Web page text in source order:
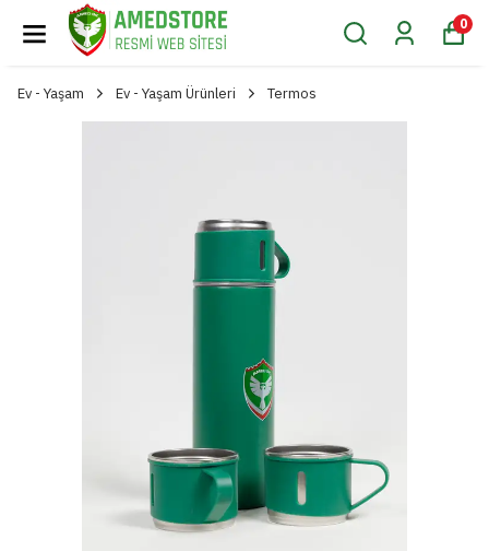
0
Ev - Yaşam Ev - Yaşam Ürünleri Termos